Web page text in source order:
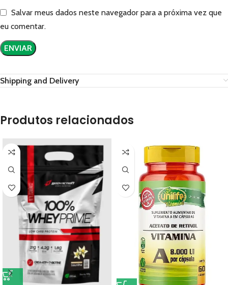
Salvar meus dados neste navegador para a próxima vez que
eu comentar.
Shipping and Delivery
Produtos relacionados